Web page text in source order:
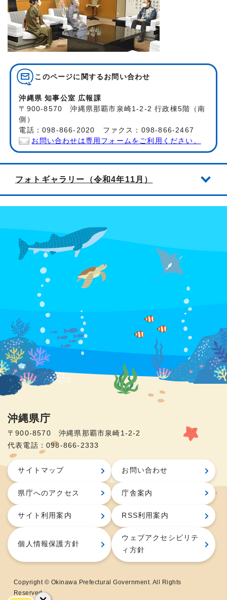
このページに関する お問い合わせ
沖縄県 知事公室 広報課
〒900-8570 沖縄県那覇市泉崎1-2-2 行政棟5階（南
側）
電話：098-866-2020 ファクス：098-866-2467
お問い合わせは専用フォームをご利用ください。
フォトギャラリー（令和4年11月）
沖縄県庁
〒900-8570 沖縄県那覇市泉崎1-2-2
代表電話：098-866-2333
サイトマップ お問い合わせ
県庁へのアクセス 庁舎案内
サイト利用案内 RSS利用案内
個人情報保護方針
ウェブアクセシビリテ
ィ方針
Copyright © Okinawa Prefectural Government. All Rights
Reserved.